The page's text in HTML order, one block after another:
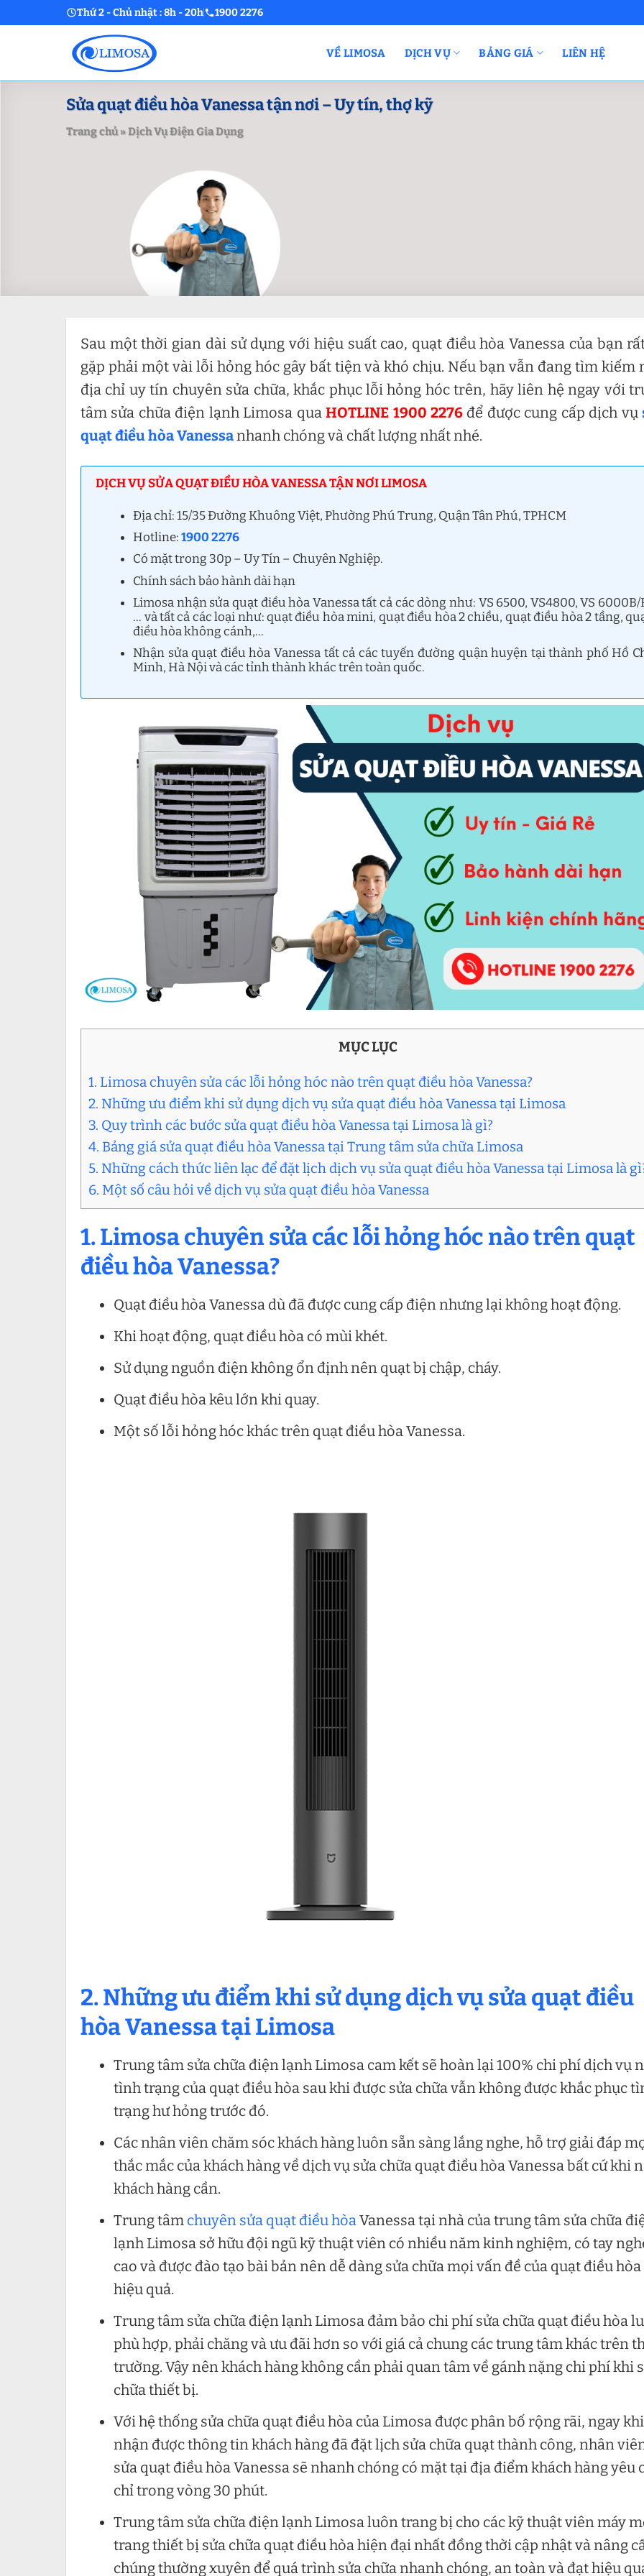
to
Thứ 2 - Chủ nhật : 8h - 20h 1900 2276
VỀ LIMOSA DỊCH VỤ BẢNG GIÁ LIÊN HỆ
Sửa quạt điều hòa Vanessa tận nơi – Uy tín, thợ kỹ
Trang chủ»Dịch Vụ Điện Gia Dụng
Sau một thời gian dài sử dụng với hiệu suất cao, quạt điều hòa Vanessa của bạn
gặp phải một vài lỗi hỏng hóc gây bất tiện và khó chịu. Nếu bạn vẫn đang tìm kiếm
địa chỉ uy tín chuyên sửa chữa, khắc phục lỗi hỏng hóc trên, hãy liên hệ ngay với
tâm sửa chữa điện lạnh Limosa quaHOTLINE 1900 2276để được cung cấp dịch vụ
quạt điều hòa Vanessanhanh chóng và chất lượng nhất nhé.
DỊCH VỤ SỬA QUẠT ĐIỀU HÒA VANESSA TẬN NƠI LIMOSA
Địa chỉ: 15/35 Đường Khuông Việt, Phường Phú Trung, Quận Tân Phú, TPHCM
Hotline:1900 2276
Có mặt trong 30p – Uy Tín – Chuyên Nghiệp.
Chính sách bảo hành dài hạn
Limosa nhận sửa quạt điều hòa Vanessa tất cả các dòng như: VS 6500, VS4800, VS 6000B/
… và tất cả các loại như: quạt điều hòa mini, quạt điều hòa 2 chiều, quạt điều hòa 2 tầng,
điều hòa không cánh,…
Nhận sửa quạt điều hòa Vanessa tất cả các tuyến đường quận huyện tại thành phố Hồ
Minh, Hà Nội và các tỉnh thành khác trên toàn quốc.
MỤC LỤC
1. Limosa chuyên sửa các lỗi hỏng hóc nào trên quạt điều hòa Vanessa?
2. Những ưu điểm khi sử dụng dịch vụ sửa quạt điều hòa Vanessa tại Limosa
3. Quy trình các bước sửa quạt điều hòa Vanessa tại Limosa là gì?
4. Bảng giá sửa quạt điều hòa Vanessa tại Trung tâm sửa chữa Limosa
5. Những cách thức liên lạc để đặt lịch dịch vụ sửa quạt điều hòa Vanessa tại Limosa là
6. Một số câu hỏi về dịch vụ sửa quạt điều hòa Vanessa
1. Limosa chuyên sửa các lỗi hỏng hóc nào trên quạt
điều hòa Vanessa?
Quạt điều hòa Vanessa dù đã được cung cấp điện nhưng lại không hoạt động.
Khi hoạt động, quạt điều hòa có mùi khét.
Sử dụng nguồn điện không ổn định nên quạt bị chập, cháy.
Quạt điều hòa kêu lớn khi quay.
Một số lỗi hỏng hóc khác trên quạt điều hòa Vanessa.
2. Những ưu điểm khi sử dụng dịch vụ sửa quạt điều
hòa Vanessa tại Limosa
Trung tâm sửa chữa điện lạnh Limosa cam kết sẽ hoàn lại 100% chi phí dịch vụ
tình trạng của quạt điều hòa sau khi được sửa chữa vẫn không được khắc phục
trạng hư hỏng trước đó.
Các nhân viên chăm sóc khách hàng luôn sẵn sàng lắng nghe, hỗ trợ giải đáp
thắc mắc của khách hàng về dịch vụ sửa chữa quạt điều hòa Vanessa bất cứ khi
khách hàng cần.
Trung tâm chuyên sửa quạt điều hòaVanessa tại nhà của trung tâm sửa chữa
lạnh Limosa sở hữu đội ngũ kỹ thuật viên có nhiều năm kinh nghiệm, có tay
cao và được đào tạo bài bản nên dễ dàng sửa chữa mọi vấn đề của quạt điều hòa
hiệu quả.
Trung tâm sửa chữa điện lạnh Limosa đảm bảo chi phí sửa chữa quạt điều hòa
phù hợp, phải chăng và ưu đãi hơn so với giá cả chung các trung tâm khác trên
trường. Vậy nên khách hàng không cần phải quan tâm về gánh nặng chi phí khi
chữa thiết bị.
Với hệ thống sửa chữa quạt điều hòa của Limosa được phân bố rộng rãi, ngay khi
nhận được thông tin khách hàng đã đặt lịch sửa chữa quạt thành công, nhân
sửa quạt điều hòa Vanessa sẽ nhanh chóng có mặt tại địa điểm khách hàng yêu
chỉ trong vòng 30 phút.
Trung tâm sửa chữa điện lạnh Limosa luôn trang bị cho các kỹ thuật viên máy
trang thiết bị sửa chữa quạt điều hòa hiện đại nhất đồng thời cập nhật và nâng
chúng thường xuyên để quá trình sửa chữa nhanh chóng, an toàn và đạt hiệu